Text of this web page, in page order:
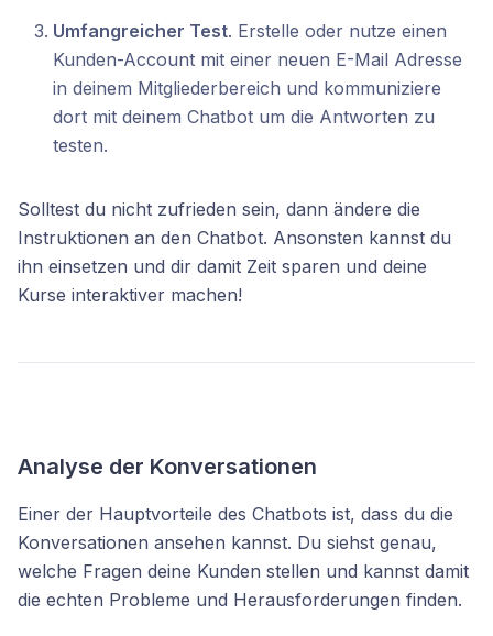
Umfangreicher Test. Erstelle oder nutze einen
Kunden-Account mit einer neuen E-Mail Adresse
in deinem Mitgliederbereich und kommuniziere
dort mit deinem Chatbot um die Antworten zu
testen.
Solltest du nicht zufrieden sein, dann ändere die
Instruktionen an den Chatbot. Ansonsten kannst du
ihn einsetzen und dir damit Zeit sparen und deine
Kurse interaktiver machen!
Analyse der Konversationen
Einer der Hauptvorteile des Chatbots ist, dass du die
Konversationen ansehen kannst. Du siehst genau,
welche Fragen deine Kunden stellen und kannst damit
die echten Probleme und Herausforderungen finden.